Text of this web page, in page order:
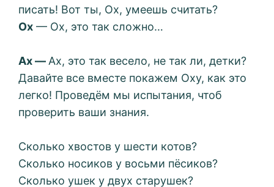
писать! Вот ты, Ох, умеешь считать?
Ох — Ох, это так сложно…
Ах —Ах, это так весело, не так ли, детки?
Давайте все вместе покажем Оху, как это
легко! Проведём мы испытания, чтоб
проверить ваши знания.
Сколько хвостов у шести котов?
Сколько носиков у восьми пёсиков?
Сколько ушек у двух старушек?